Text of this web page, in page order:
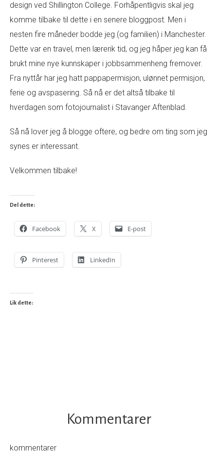
design ved Shillington College. Forhåpentligvis skal jeg
komme tilbake til dette i en senere bloggpost. Men i
nesten fire måneder bodde jeg (og familien) i Manchester.
Dette var en travel, men lærerik tid, og jeg håper jeg kan få
brukt mine nye kunnskaper i jobbsammenheng fremover.
Fra nyttår har jeg hatt pappapermisjon, ulønnet permisjon,
ferie og avspasering. Så nå er det altså tilbake til
hverdagen som fotojournalist i Stavanger Aftenblad.
Så nå lover jeg å blogge oftere, og bedre om ting som jeg
synes er interessant.
Velkommen tilbake!
Del dette:
Facebook X E-post
Pinterest LinkedIn
Lik dette:
Kommentarer
kommentarer